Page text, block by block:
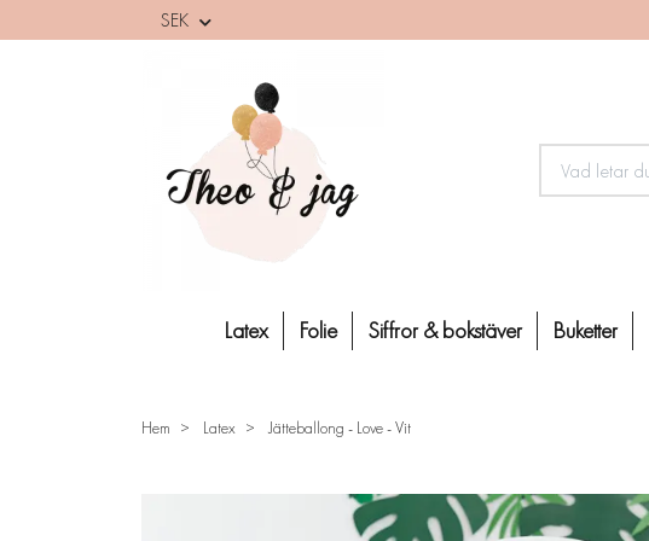
SEK
Latex Folie Siffror & bokstäver Buketter
Hem Latex Jätteballong - Love - Vit